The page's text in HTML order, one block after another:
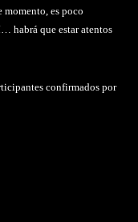
momento, es poco
habrá que estar atentos
confirmados por